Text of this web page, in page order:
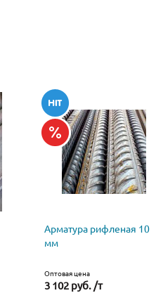
Арматура рифленая 10
мм
Оптовая цена
3 102 руб. /т